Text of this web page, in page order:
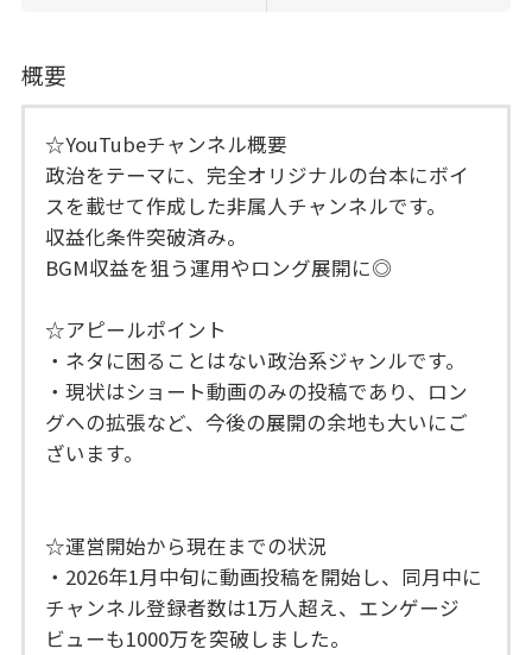
概要
☆YouTubeチャンネル概要
政治をテーマに、完全オリジナルの台本にボイ
スを載せて作成した非属人チャンネルです。
収益化条件突破済み。
BGM収益を狙う運用やロング展開に◎
☆アピールポイント
・ネタに困ることはない政治系ジャンルです。
・現状はショート動画のみの投稿であり、ロン
グへの拡張など、今後の展開の余地も大いにご
ざいます。
☆運営開始から現在までの状況
・2026年1月中旬に動画投稿を開始し、同月中に
チャンネル登録者数は1万人超え、エンゲージ
ビューも1000万を突破しました。